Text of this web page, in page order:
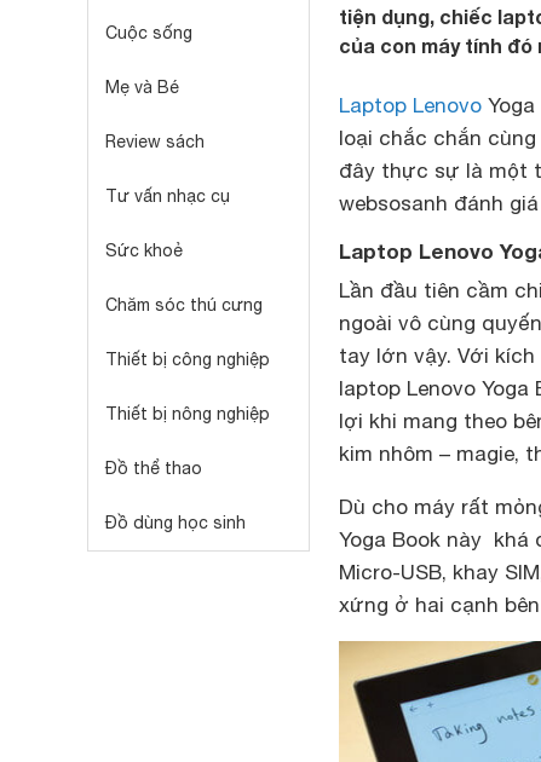
Cuộc sống
Mẹ và Bé
Review sách
Tư vấn nhạc cụ
Sức khoẻ
Chăm sóc thú cưng
Thiết bị công nghiệp
Thiết bị nông nghiệp
Đồ thể thao
Đồ dùng học sinh
tiện dụng, chiếc
của con máy tính đó
Laptop Lenovo
loại chắc chắn
đây thực sự là một
websosanh đánh
Laptop Lenovo
Lần đầu tiên cầm
ngoài vô cùng
tay lớn vậy. Với
laptop Lenovo
lợi khi mang theo
kim nhôm – magie,
Dù cho máy rất
Yoga Book này khá
Micro-USB, khay
xứng ở hai cạnh bên